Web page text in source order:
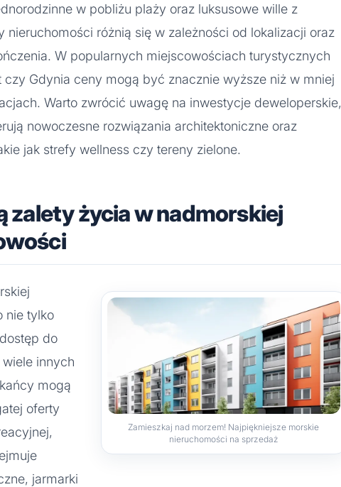
w pobliżu plaży oraz luksusowe wille z
nieruchomości różnią się w zależności od lokalizacji oraz
W popularnych miejscowościach turystycznych
czy Gdynia ceny mogą być znacznie wyższe niż w mniej
Warto zwrócić uwagę na inwestycje deweloperskie,
nowoczesne rozwiązania architektoniczne oraz
jak strefy wellness czy tereny zielone.
zalety życia w nadmorskiej
Zamieszkaj nad morzem! Najpiękniejsze morskie
nieruchomości na sprzedaż
nie tylko
do
innych
mogą
oferty
jarmarki